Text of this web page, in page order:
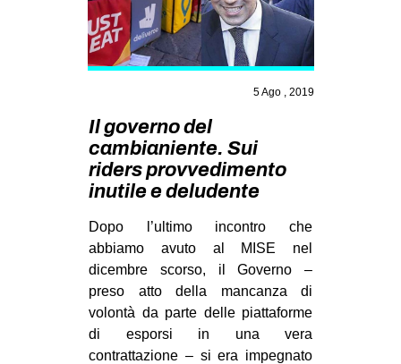
DEGENERAZIONE
GAZA FREESTYLE
CSOA LAMBRETTA
MSM
STUDENTI TSUNAMI
ZAM
MOBILITAZIONI
SPAZI
SPORT POPOLARE
5 Ago , 2019
Il governo del
cambianiente. Sui
riders provvedimento
inutile e deludente
Dopo l’ultimo incontro che
abbiamo avuto al MISE nel
dicembre scorso, il Governo –
preso atto della mancanza di
volontà da parte delle piattaforme
di esporsi in una vera
contrattazione – si era impegnato